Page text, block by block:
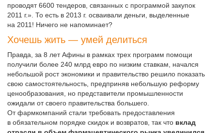
проводят 6600 тендеров, связанных с программой закупок
2011 г.». То есть в 2013 г. осваивали деньги, выделенные
на 2011! Ничего не напоминает?
Хочешь жить — умей делиться
Правда, за 8 лет Афины в рамках трех программ помощи
получили более 240 млрд евро по низким ставкам, начался
небольшой рост экономики и правительство решило показать
свою самостоятельность, предприняв небольшую реформу
ценообразования, но представители промышленности
ожидали от своего правительства большего.
От фармкомпаний стали требовать предоставления
в обязательном порядке скидок и возвратов, так что вклад